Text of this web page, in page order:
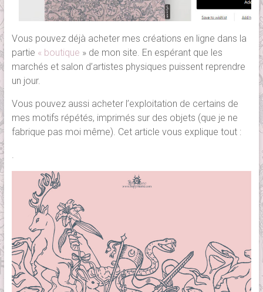
Vous pouvez déjà acheter mes créations en ligne dans la
partie « boutique » de mon site. En espérant que les
marchés et salon d’artistes physiques puissent reprendre
un jour.
Vous pouvez aussi acheter l’exploitation de certains de
mes motifs répétés, imprimés sur des objets (que je ne
fabrique pas moi même). Cet article vous explique tout :
.